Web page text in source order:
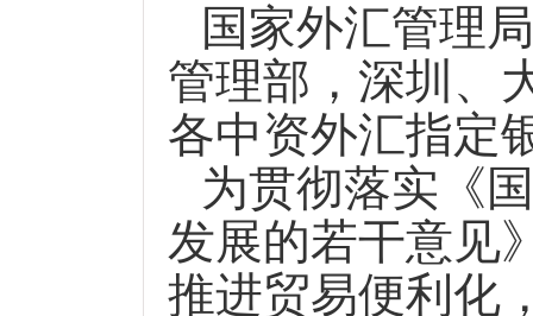
国家外汇管理
管理部，深圳、
各中资外汇指定
为贯彻落实《
发展的若干意见
推进贸易便利化